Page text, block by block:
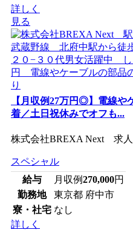
詳しく
見る
【月収例27万円◎】電線や
着／土日祝休みでオフも...
株式会社BREXA Next 求人
スペシャル
給与
月収例270,000円
勤務地
東京都 府中市
寮・社宅 なし
詳しく